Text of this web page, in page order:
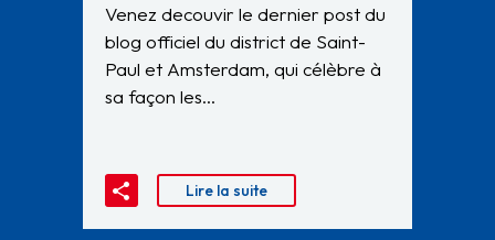
Venez decouvir le dernier post du
blog officiel du district de Saint-
Paul et Amsterdam, qui célèbre à
sa façon les…
Lire la suite